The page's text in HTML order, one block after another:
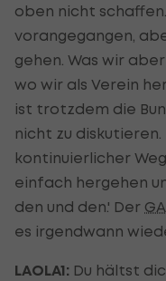
oben nicht
vorangegangen,
gehen. Was wir
wo wir als Verein
ist trotzdem die
nicht zu diskutieren.
kontinuierlicher
einfach hergehen
den und den.' Der
es irgendwann
LAOLA1: Du hältst